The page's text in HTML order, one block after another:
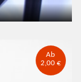
Ab
2,00 €